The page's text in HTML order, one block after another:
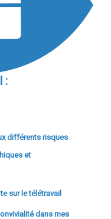
:
différents risques
et
sur le télétravail
dans mes